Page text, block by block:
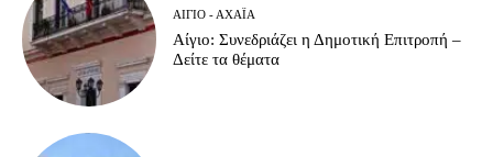
ΑΊΓΙΟ - ΑΧΑΪ́Α
Αίγιο: Συνεδριάζει η Δημοτική Επιτροπή –
Δείτε τα θέματα